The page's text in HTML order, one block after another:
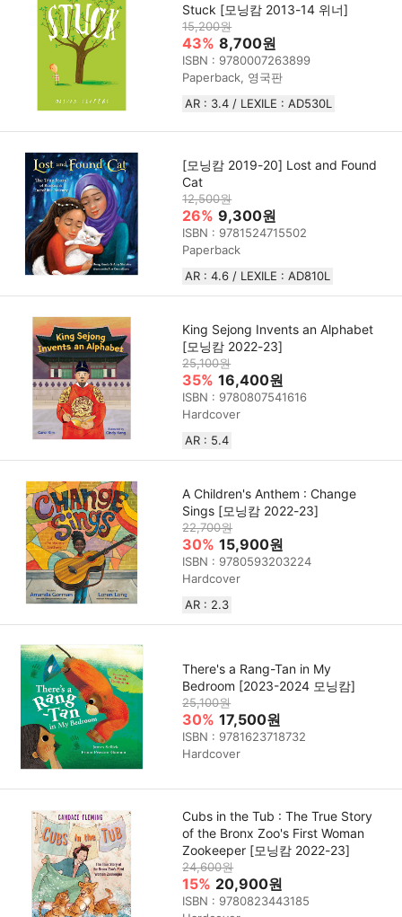
Stuck [모닝캄 2013-14 위너]
15,200원
43% 8,700원
ISBN : 9780007263899
Paperback, 영국판
AR : 3.4 / LEXILE : AD530L
[모닝캄 2019-20] Lost and Found
Cat
12,500원
26% 9,300원
ISBN : 9781524715502
Paperback
AR : 4.6 / LEXILE : AD810L
King Sejong Invents an Alphabet
[모닝캄 2022-23]
25,100원
35% 16,400원
ISBN : 9780807541616
Hardcover
AR : 5.4
A Children's Anthem : Change
Sings [모닝캄 2022-23]
22,700원
30% 15,900원
ISBN : 9780593203224
Hardcover
AR : 2.3
There's a Rang-Tan in My
Bedroom [2023-2024 모닝캄]
25,100원
30% 17,500원
ISBN : 9781623718732
Hardcover
Cubs in the Tub : The True Story
of the Bronx Zoo's First Woman
Zookeeper [모닝캄 2022-23]
24,600원
15% 20,900원
ISBN : 9780823443185